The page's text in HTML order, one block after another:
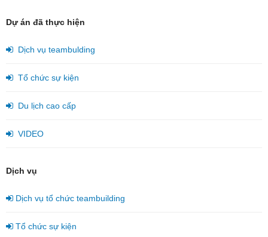
Dự án đã thực hiện
Dịch vụ teambulding
Tổ chức sự kiện
Du lịch cao cấp
VIDEO
Dịch vụ
Dịch vụ tổ chức teambuilding
Tổ chức sự kiện